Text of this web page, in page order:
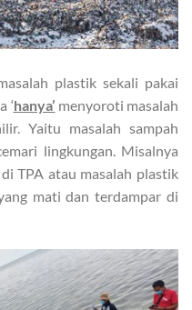
plastik sekali pakai
‘hanya’ menyoroti masalah
Yaitu masalah sampah
lingkungan. Misalnya
TPA atau masalah plastik
mati dan terdampar di